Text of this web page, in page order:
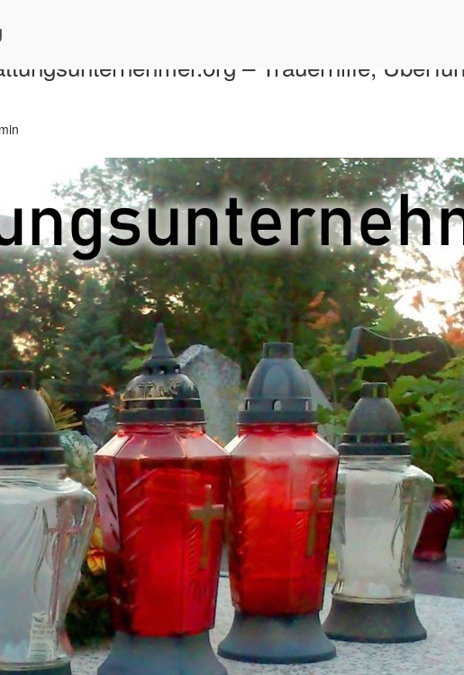
– Trauerhilfe,